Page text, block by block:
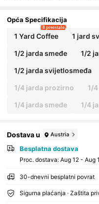
Opća Specifikacija
1 Yard Coffee
8 preostalo
1 jard
1/2 jarda smeđe 1/2
1/2 jarda svijetlosmeđa
1/4 jarda prozirno 1/
1/4 jarda smeđe 1/4
Dostava u Austria
Besplatna dostava
Proc. dostava: Aug 12 - Aug
30-dnevni besplatni povrat
Sigurna plaćanja · Zaštita